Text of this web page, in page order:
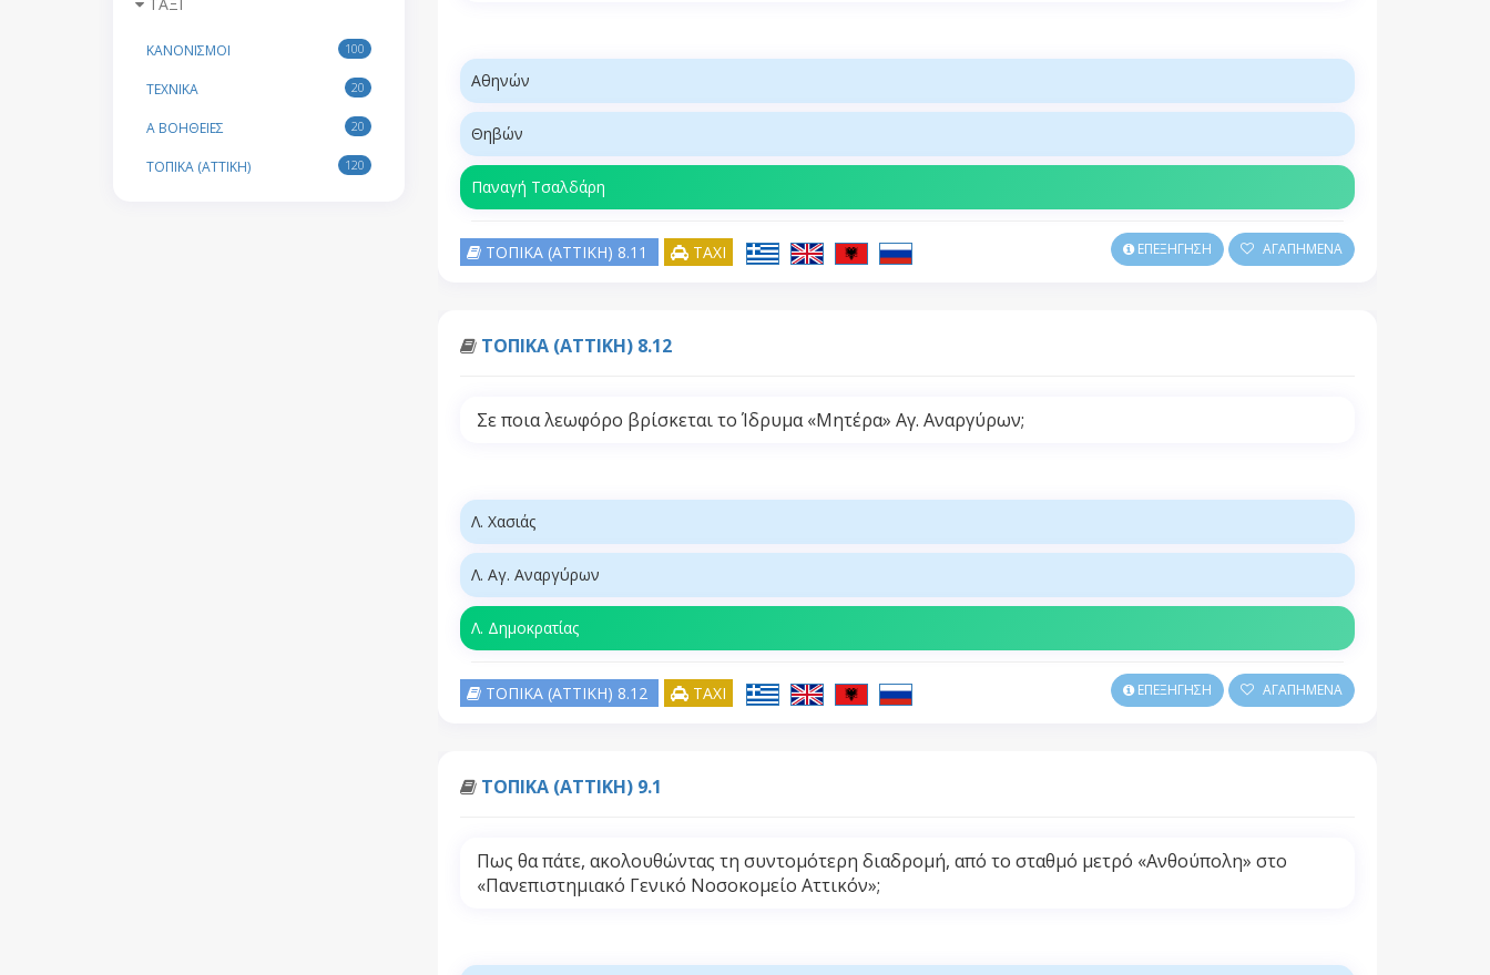
100
ΚΑΝΟΝΙΣΜΟΙ
20
ΤΕΧΝΙΚΑ
20
Α ΒΟΗΘΕΙΕΣ
120
ΤΟΠΙΚΑ (ATTIKH)
Αθηνών
Θηβών
Παναγή Τσαλδάρη
ΤΟΠΙΚΑ (ATTIKH) 8.11 TAXI ΕΠΕΞΗΓΗΣΗ ΑΓΑΠΗΜΕΝΑ
ΤΟΠΙΚΑ (ATTIKH) 8.12
Σε ποια λεωφόρο βρίσκεται το Ίδρυμα «Μητέρα» Αγ. Αναργύρων;
Λ. Χασιάς
Λ. Αγ. Αναργύρων
Λ. Δημοκρατίας
ΤΟΠΙΚΑ (ATTIKH) 8.12 TAXI ΕΠΕΞΗΓΗΣΗ ΑΓΑΠΗΜΕΝΑ
ΤΟΠΙΚΑ (ATTIKH) 9.1
Πως θα πάτε, ακολουθώντας τη συντομότερη διαδρομή, από το σταθμό μετρό «Ανθούπολη» στο
«Πανεπιστημιακό Γενικό Νοσοκομείο Αττικόν»;